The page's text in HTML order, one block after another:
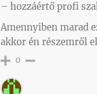
– hozzáértő profi
Amennyiben marad
akkor én részemről
0